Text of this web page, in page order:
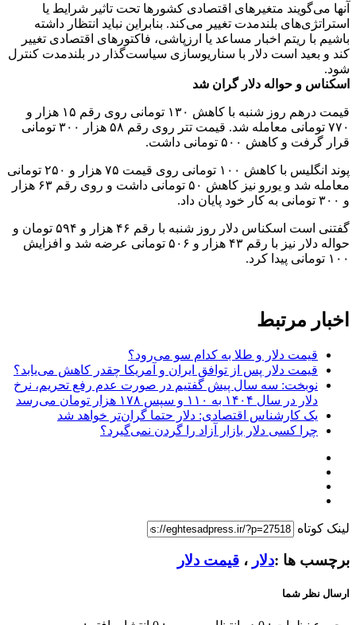
آنها می‌گویند متغیرهای اقتصادی کشورها تحت تاثیر شرایط یا
استراتژی‌های بلندمدت تغییر می‌کند. بنابراین نباید انتظار داشته
باشیم با ریتم اخبار مساعد یا ارزپاشی، فاکتورهای اقتصادی تغییر
کند و بعید است دلار با سناریوسازی سیاست‌گذار در بلندمدت کنترل
شود.
اسکناس و حواله دلار گران شد
قیمت درهم روز شنبه با کاهش ۱۳۰ تومانی روی رقم ۱۵ هزار و
۷۷۰ تومانی معامله شد. قیمت تتر روی رقم ۵۸ هزار ۳۰۰ تومانی
قرار گرفت و کاهش ۵۰۰ تومانی داشت.
پوند انگلیس با کاهش ۱۰۰ تومانی روی قیمت ۷۵ هزار و ۲۵۰ تومانی
معامله شد و یورو نیز کاهش ۵۰ تومانی داشت و روی رقم ۶۳ هزار
و ۳۰۰ تومانی به کار خود پایان داد.
گفتنی است اسکناس دلار روز شنبه با رقم ۴۶ هزار و ۵۹۴ تومان و
حواله دلار نیز با رقم ۴۳ هزار و ۵۰۶ تومانی عرضه شد و افزایش
۱۰۰ تومانی پیدا کرد.
اخبار مرتبط
قیمت دلار و طلا به کدام سو می‌رود؟
قیمت دلار پس از توافق ایران و آمریکا چقدر کاهش می‌یابد؟
نوبخت: سه سال پیش گفتیم در صورت عدم رفع تحریم، نرخ
دلار در سال ۱۴۰۴ به ۱۱۰ و سپس ۱۷۸ هزار تومان می‌رسد
یک کارشناس اقتصادی: دلار حتما گران‌تر خواهد شد
چرا کسی دلار بازار آزاد را گردن نمی‌گیرد؟
لینک کوتاه
برچسب ها :دلار ، قیمت دلار
ارسال نظر شما